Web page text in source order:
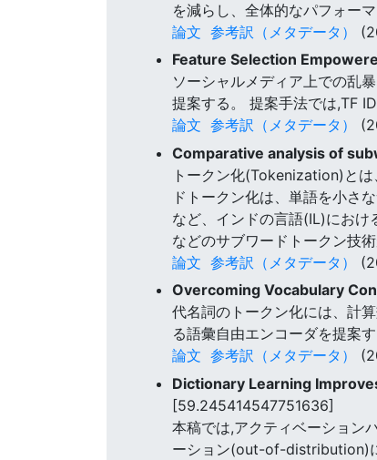
を減らし、全体的なパフォー
論文 参考訳（メタデータ）
Feature Selection
ソーシャルメディア上での乱
提案する。 提案手法では,TF
論文 参考訳（メタデータ）
Comparative analysis of
トークン化(Tokenization)と
ドトークン化は、単語を小さ
など、インドの言語(IL)にお
などのサブワードトークン技
論文 参考訳（メタデータ）
Overcoming Vocabulary
代名詞のトークン化には、計
る語彙自由エンコーダを提案す
論文 参考訳（メタデータ）
Dictionary Learning
[59.245414547751636]
本稿では,アクティベーション
ーション(out-of-distribution)